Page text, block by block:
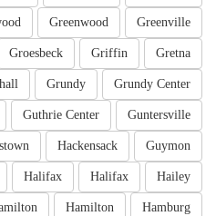
Greenville
Greenwood
Gretna
Griffin
Groesbeck
Grundy Center
Grundy
Guntersville
Guthrie Center
Guymon
Hackensack
Hailey
Halifax
Halifax
Hamburg
Hamilton